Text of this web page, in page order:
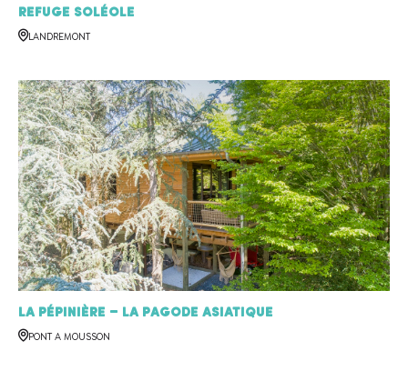
Refuge Soléole
LANDREMONT
La Pépinière – La Pagode Asiatique
PONT A MOUSSON